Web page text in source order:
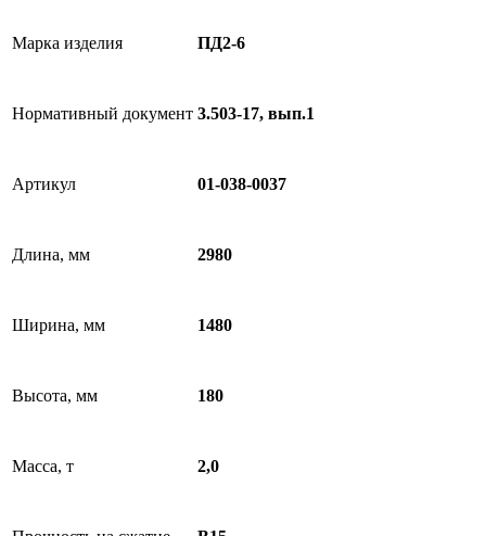
Марка изделия ПД2-6
Нормативный документ 3.503-17, вып.1
Артикул 01-038-0037
Длина, мм 2980
Ширина, мм 1480
Высота, мм 180
Масса, т 2,0